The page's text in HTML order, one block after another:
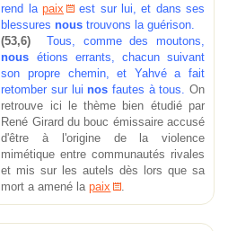
rend lapaix
est sur lui, et dans ses
blessuresnous trouvons la guérison.
(53,6) Tous, comme des moutons,
nous étions errants, chacun suivant
son propre chemin, et Yahvé a fait
retomber sur luinos fautes à tous. On
retrouve ici le thème bien étudié par
René Girard du bouc émissaire accusé
d'être à l'origine de la violence
mimétique entre communautés rivales
et mis sur les autels dès lors que sa
mort a amené lapaix .